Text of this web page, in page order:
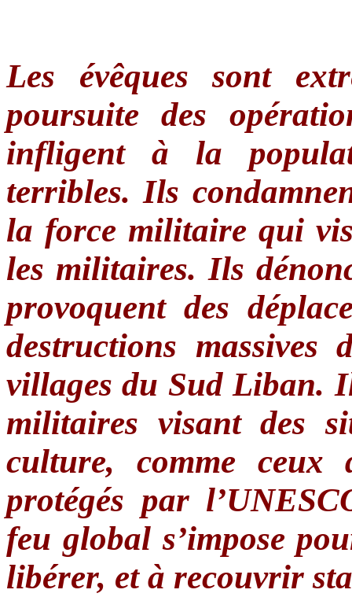
Les évêques sont
poursuite des
infligent à la
terribles. Ils
la force militaire qui
les militaires. Ils
provoquent des
destructions
villages du Sud Liban.
militaires visant des
culture, comme
protégés par
feu global s’impose
libérer, et à recouvrir